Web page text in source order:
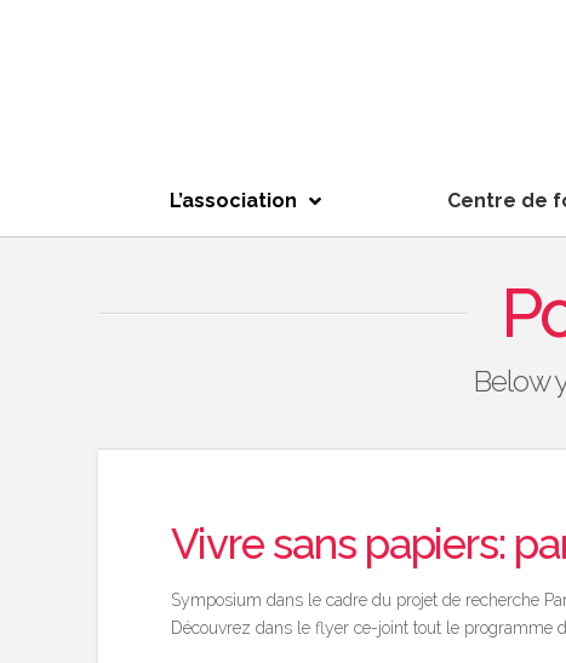
L’association Centre de
Below
Vivre sans papiers:
Symposium dans le cadre du projet de recherche
Découvrez dans le flyer ce-joint tout le programme